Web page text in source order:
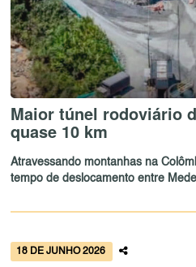
Maior túnel rodoviário
quase 10 km
Atravessando montanhas na
tempo de deslocamento entre
18 DE JUNHO 2026